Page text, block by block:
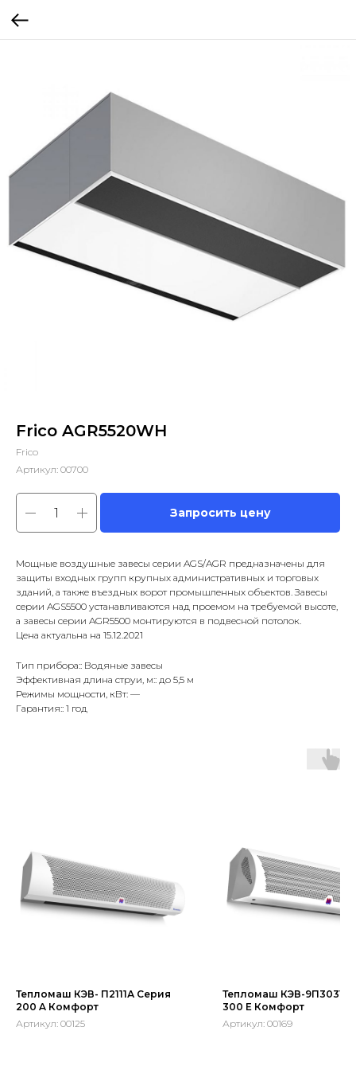
Frico AGR5520WH
Frico
Артикул: 00700
Запросить цену
Мощные воздушные завесы серии AGS/AGR предназначены для
защиты входных групп крупных административных и торговых
зданий, а также въездных ворот промышленных объектов. Завесы
серии AGS5500 устанавливаются над проемом на требуемой высоте,
а завесы серии AGR5500 монтируются в подвесной потолoк.
Цена актуальна на 15.12.2021
Тип прибора:: Водяные завесы
Эффективная длина струи, м:: до 5,5 м
Режимы мощности, кВт: —
Гарантия:: 1 год
Тепломаш КЭВ- П2111А Серия
200 A Комфорт
Артикул: 00125
Тепломаш КЭВ-9П3031Е
300 E Комфорт
Артикул: 00169